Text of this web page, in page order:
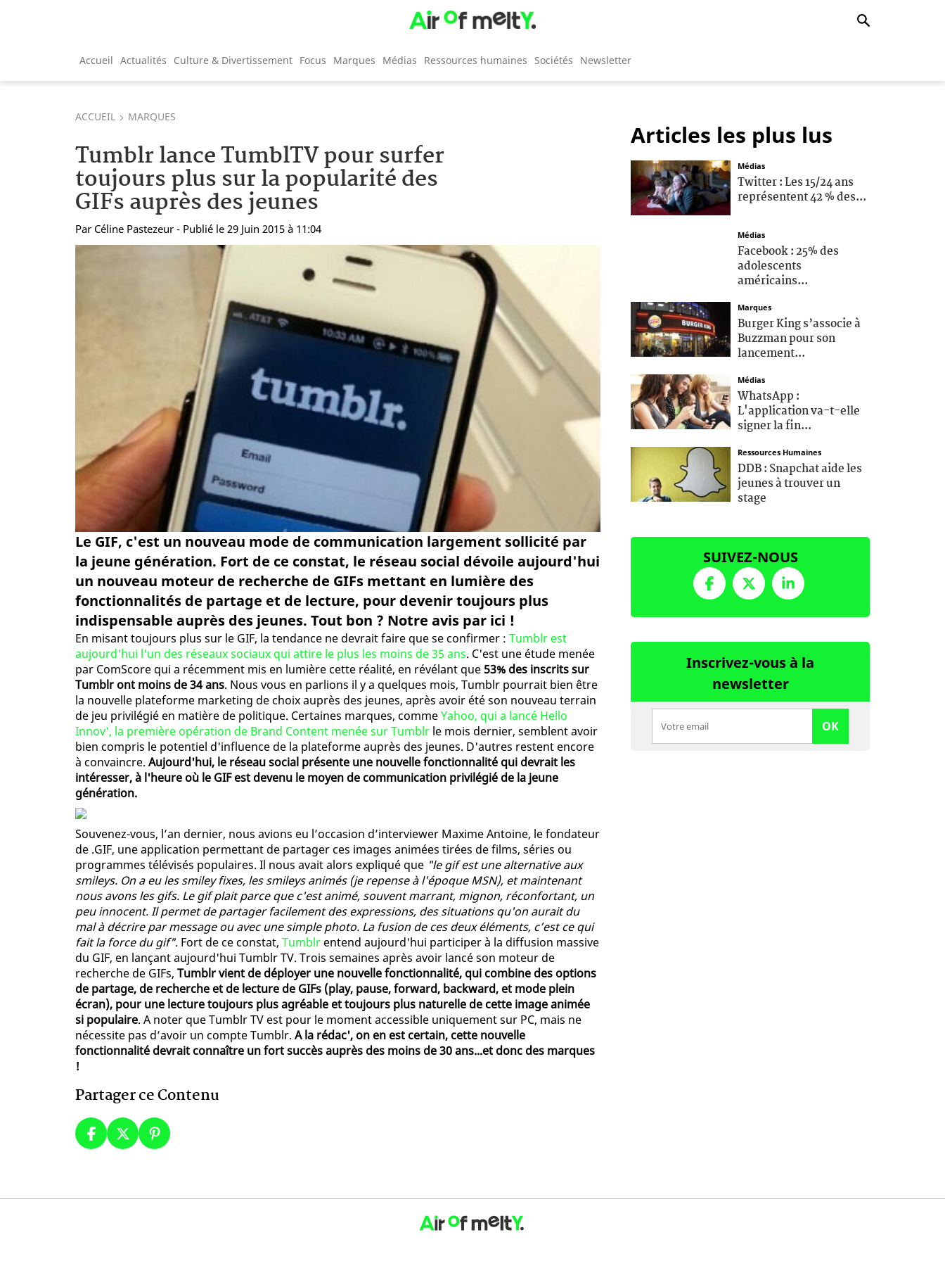
Accueil Actualités Culture & Divertissement Focus Marques Médias Ressources humaines Sociétés Newsletter
ACCUEIL MARQUES
Tumblr lance TumblTV pour surfer
toujours plus sur la popularité des
GIFs auprès des jeunes
Par Céline Pastezeur - Publié le 29 Juin 2015 à 11:04
Le GIF, c'est un nouveau mode de communication largement sollicité par
la jeune génération. Fort de ce constat, le réseau social dévoile aujourd'hui
un nouveau moteur de recherche de GIFs mettant en lumière des
fonctionnalités de partage et de lecture, pour devenir toujours plus
indispensable auprès des jeunes. Tout bon ? Notre avis par ici !
En misant toujours plus sur le GIF, la tendance ne devrait faire que se confirmer : Tumblr est
aujourd'hui l'un des réseaux sociaux qui attire le plus les moins de 35 ans. C'est une étude menée
par ComScore qui a récemment mis en lumière cette réalité, en révélant que 53% des inscrits sur
Tumblr ont moins de 34 ans. Nous vous en parlions il y a quelques mois, Tumblr pourrait bien être
la nouvelle plateforme marketing de choix auprès des jeunes, après avoir été son nouveau terrain
de jeu privilégié en matière de politique. Certaines marques, commeYahoo, qui a lancé Hello
Innov', la première opération de Brand Content menée sur Tumblr le mois dernier, semblent avoir
bien compris le potentiel d'influence de la plateforme auprès des jeunes. D'autres restent encore
à convaincre. Aujourd'hui, le réseau social présente une nouvelle fonctionnalité qui devrait les
intéresser, à l'heure où le GIF est devenu le moyen de communication privilégié de la jeune
génération.
Souvenez-vous, l’an dernier, nous avions eu l’occasion d’interviewer Maxime Antoine, le fondateur
de .GIF, une application permettant de partager ces images animées tirées de films, séries ou
programmes télévisés populaires. Il nous avait alors expliqué que "le gif est une alternative aux
smileys. On a eu les smiley fixes, les smileys animés (je repense à l'époque MSN), et maintenant
nous avons les gifs. Le gif plait parce que c'est animé, souvent marrant, mignon, réconfortant, un
peu innocent. Il permet de partager facilement des expressions, des situations qu'on aurait du
mal à décrire par message ou avec une simple photo. La fusion de ces deux éléments, c’est ce qui
fait la force du gif". Fort de ce constat, Tumblr entend aujourd'hui participer à la diffusion massive
du GIF, en lançant aujourd'hui Tumblr TV. Trois semaines après avoir lancé son moteur de
recherche de GIFs, Tumblr vient de déployer une nouvelle fonctionnalité, qui combine des options
de partage, de recherche et de lecture de GIFs (play, pause, forward, backward, et mode plein
écran), pour une lecture toujours plus agréable et toujours plus naturelle de cette image animée
si populaire. A noter que Tumblr TV est pour le moment accessible uniquement sur PC, mais ne
nécessite pas d’avoir un compte Tumblr. A la rédac', on en est certain, cette nouvelle
fonctionnalité devrait connaître un fort succès auprès des moins de 30 ans...et donc des marques
!
Partager ce Contenu
Articles les plus lus
Médias
Twitter : Les 15/24 ans
représentent 42 % des...
Médias
Facebook : 25% des
adolescents
américains...
Marques
Burger King s’associe à
Buzzman pour son
lancement...
Médias
WhatsApp :
L'application va-t-elle
signer la fin...
Ressources Humaines
DDB : Snapchat aide les
jeunes à trouver un
stage
SUIVEZ-NOUS
Inscrivez-vous à la
newsletter
OK